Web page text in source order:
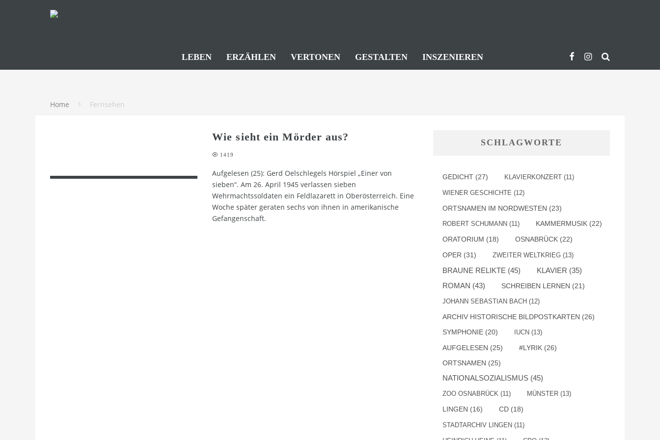
LEBEN ERZÄHLEN VERTONEN GESTALTEN INSZENIEREN
Home Fernsehen
Wie sieht ein Mörder aus?
1419
Aufgelesen (25): Gerd Oelschlegels Hörspiel „Einer von
sieben“. Am 26. April 1945 verlassen sieben
Wehrmachtssoldaten ein Feldlazarett in Oberösterreich. Eine
Woche später geraten sechs von ihnen in amerikanische
Gefangenschaft.
SCHLAGWORTE
GEDICHT (27) KLAVIERKONZERT (11)
WIENER GESCHICHTE (12)
ORTSNAMEN IM NORDWESTEN (23)
ROBERT SCHUMANN (11) KAMMERMUSIK (22)
ORATORIUM (18) OSNABRÜCK (22)
OPER (31) ZWEITER WELTKRIEG (13)
BRAUNE RELIKTE (45) KLAVIER (35)
ROMAN (43) SCHREIBEN LERNEN (21)
JOHANN SEBASTIAN BACH (12)
ARCHIV HISTORISCHE BILDPOSTKARTEN (26)
SYMPHONIE (20) IUCN (13)
AUFGELESEN (25) #LYRIK (26)
ORTSNAMEN (25)
NATIONALSOZIALISMUS (45)
ZOO OSNABRÜCK (11) MÜNSTER (13)
LINGEN (16) CD (18)
STADTARCHIV LINGEN (11)